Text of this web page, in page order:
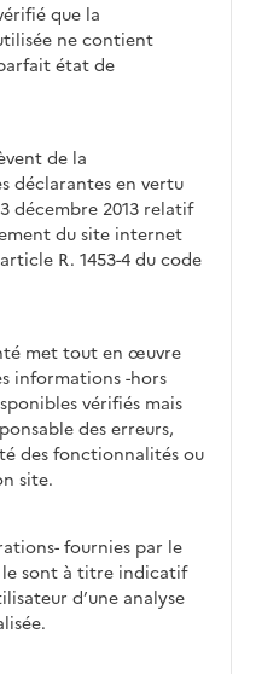
que la
ne contient
état de
de la
déclarantes en vertu
décembre 2013 relatif
du site internet
R. 1453-4 du code
met tout en œuvre
informations -hors
vérifiés mais
des erreurs,
des fonctionnalités ou
site.
fournies par le
le sont à titre indicatif
d’une analyse